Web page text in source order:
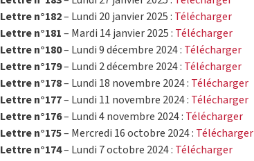
Lettre n°182– Lundi 20 janvier 2025 : Télécharger
Lettre n°181– Mardi 14 janvier 2025 : Télécharger
Lettre n°180– Lundi 9 décembre 2024 : Télécharger
Lettre n°179– Lundi 2 décembre 2024 : Télécharger
Lettre n°178– Lundi 18 novembre 2024 : Télécharger
Lettre n°177– Lundi 11 novembre 2024 : Télécharger
Lettre n°176– Lundi 4 novembre 2024 : Télécharger
Lettre n°175– Mercredi 16 octobre 2024 : Télécharger
Lettre n°174– Lundi 7 octobre 2024 : Télécharger